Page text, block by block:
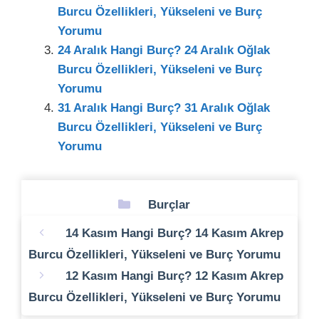
Burcu Özellikleri, Yükseleni ve Burç
Yorumu
24 Aralık Hangi Burç? 24 Aralık Oğlak
Burcu Özellikleri, Yükseleni ve Burç
Yorumu
31 Aralık Hangi Burç? 31 Aralık Oğlak
Burcu Özellikleri, Yükseleni ve Burç
Yorumu
Kategoriler
Burçlar
14 Kasım Hangi Burç? 14 Kasım Akrep
Burcu Özellikleri, Yükseleni ve Burç Yorumu
12 Kasım Hangi Burç? 12 Kasım Akrep
Burcu Özellikleri, Yükseleni ve Burç Yorumu